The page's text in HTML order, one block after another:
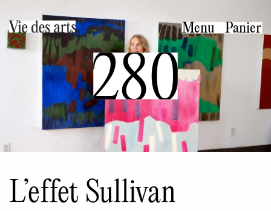
au
contenu
principal
Menu Panier
280
L’effet Sullivan